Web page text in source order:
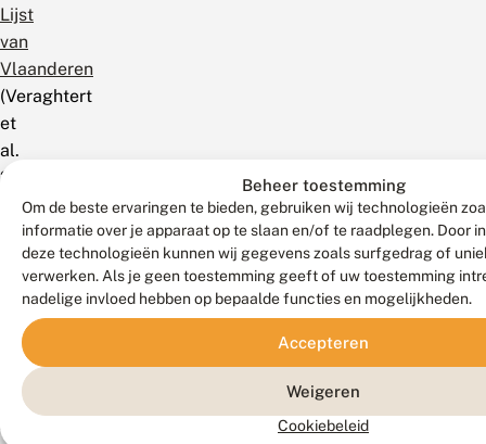
Beheer toestemming
Om de beste ervaringen te bieden, gebruiken wij technologieën
informatie over je apparaat op te slaan en/of te raadplegen. Door
deze technologieën kunnen wij gegevens zoals surfgedrag of
verwerken. Als je geen toestemming geeft of uw toestemming
nadelige invloed hebben op bepaalde functies en mogelijkheden.
Accepteren
Weigeren
Cookiebeleid
Lijst
van
Vlaanderen
(Veraghtert
et
al.
2023).
Mondiaal
Van
West-
Europa
naar
het
noorden
tot